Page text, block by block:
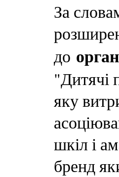
За
до
"Дитячі
яку
шкіл і
бренд